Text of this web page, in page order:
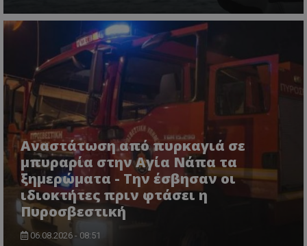
Αναστάτωση από πυρκαγιά σε
μπυραρία στην Αγία Νάπα τα
ξημερώματα - Την έσβησαν οι
ιδιοκτήτες πριν φτάσει η
Πυροσβεστική
06.08.2026 - 08:51
usprivacy